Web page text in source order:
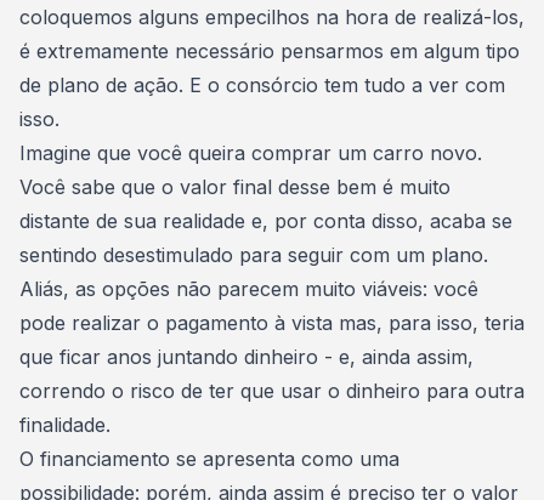
coloquemos alguns empecilhos na hora de realizá-los,
é extremamente necessário pensarmos em algum tipo
de plano de ação. E o consórcio tem tudo a ver com
isso.
Imagine que você queira comprar um carro novo.
Você sabe que o valor final desse bem é muito
distante de sua realidade e, por conta disso, acaba se
sentindo desestimulado para seguir com um plano.
Aliás, as opções não parecem muito viáveis: você
pode realizar o pagamento à vista mas, para isso, teria
que ficar anos juntando dinheiro - e, ainda assim,
correndo o risco de ter que usar o dinheiro para outra
finalidade.
O financiamento se apresenta como uma
possibilidade: porém, ainda assim é preciso ter o valor